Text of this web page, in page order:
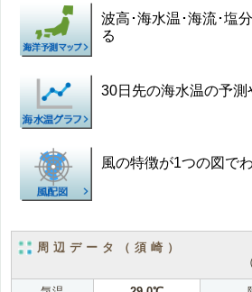
波高･海水温･海流･塩
る
30日先の海水温の予
風の特徴が1つの図で
周辺データ（須崎）